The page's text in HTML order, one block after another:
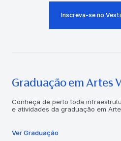
Inscreva-se no
Graduação em Artes
Conheça de perto toda
e atividades da graduação em
Ver Graduação